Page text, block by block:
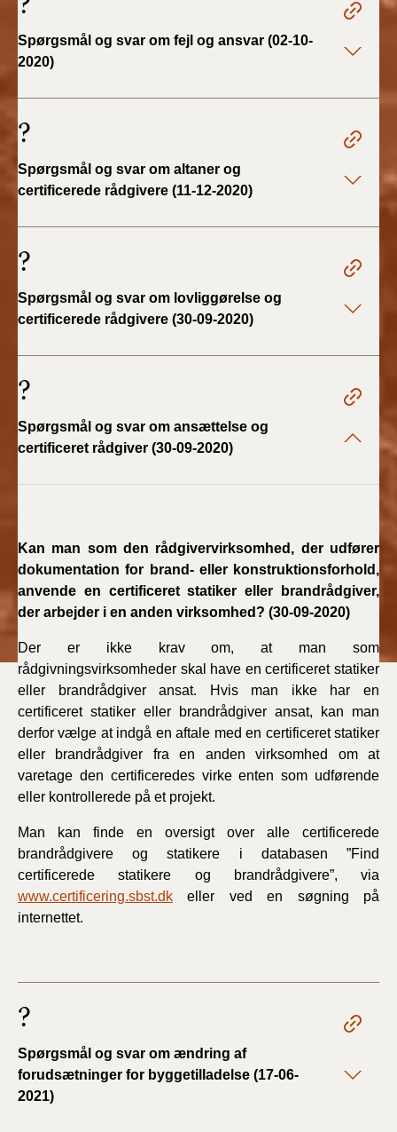
BR18 (1/1 - 30/6
BR18 (29/6 - 31/12
BR18 (1/1-29/6
2021)
BR18 (1/7-31/12
2020)
BR18 (1/1-4/7 2019)
BR18 (1/1-30/6
Tidligere BR (1961-
2010)
Spørgsmål og svar om fejl og ansvar (02-10-
2020)
?
Spørgsmål og svar om altaner og
certificerede rådgivere (11-12-2020)
?
Spørgsmål og svar om lovliggørelse og
certificerede rådgivere (30-09-2020)
?
Spørgsmål og svar om ansættelse og
certificeret rådgiver (30-09-2020)
Kan man som den rådgivervirksomhed, der udfører
dokumentation for brand- eller konstruktionsforhold,
anvende en certificeret statiker eller brandrådgiver,
der arbejder i en anden virksomhed? (30-09-2020)
Der er ikke krav om, at man som
rådgivningsvirksomheder skal have en certificeret statiker
eller brandrådgiver ansat. Hvis man ikke har en
certificeret statiker eller brandrådgiver ansat, kan man
derfor vælge at indgå en aftale med en certificeret statiker
eller brandrådgiver fra en anden virksomhed om at
varetage den certificeredes virke enten som udførende
eller kontrollerede på et projekt.
Man kan finde en oversigt over alle certificerede
brandrådgivere og statikere i databasen ”Find
certificerede statikere og brandrådgivere”, via
www.certificering.sbst.dk eller ved en søgning på
internettet.
?
Spørgsmål og svar om ændring af
forudsætninger for byggetilladelse (17-06-
2021)